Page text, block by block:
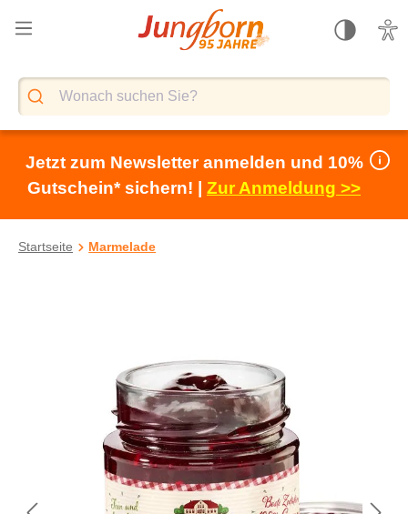
springen
Jetzt zum Newsletter anmelden und 10%
Gutschein* sichern! | Zur Anmeldung >>
Startseite Marmelade